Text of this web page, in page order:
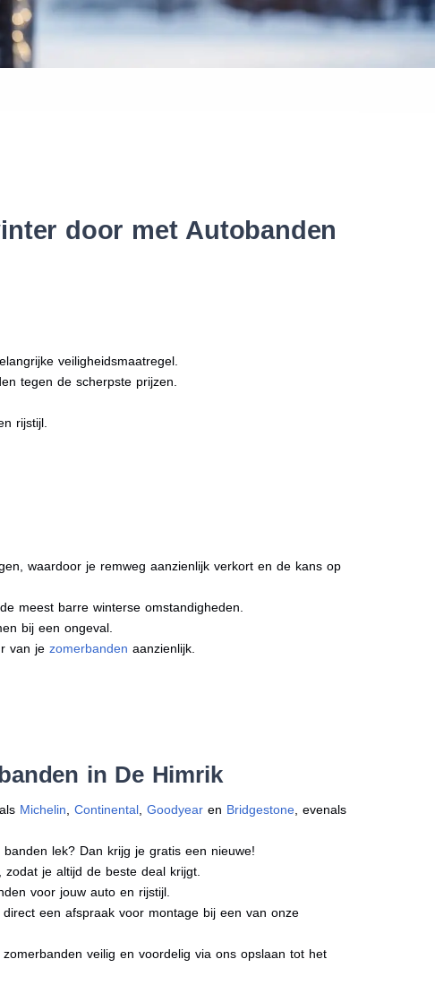
door met Autobanden
veiligheidsmaatregel.
tegen de scherpste prijzen.
rijstijl.
waardoor je remweg aanzienlijk verkort en de kans op
meest barre winterse omstandigheden.
bij een ongeval.
van jezomerbanden aanzienlijk.
in De Himrik
Michelin ,Continental ,Goodyear en Bridgestone , evenals
lek? Dan krijg je gratis een nieuwe!
je altijd de beste deal krijgt.
voor jouw auto en rijstijl.
een afspraak voor montage bij een van onze
veilig en voordelig via ons opslaan tot het